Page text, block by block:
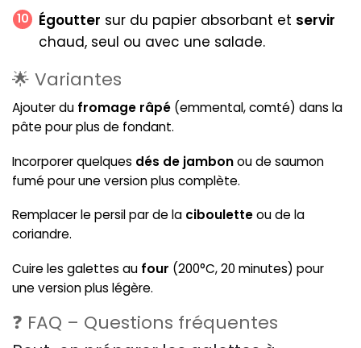
Égoutter sur du papier absorbant et servir
chaud, seul ou avec une salade.
🌟 Variantes
Ajouter du fromage râpé (emmental, comté) dans la
pâte pour plus de fondant.
Incorporer quelques dés de jambonou de saumon
fumé pour une version plus complète.
Remplacer le persil par de la cibouletteou de la
coriandre.
Cuire les galettes au four (200°C, 20 minutes) pour
une version plus légère.
❓ FAQ – Questions fréquentes